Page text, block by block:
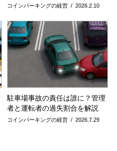
2026.2.10
コインパーキングの経営
駐車場事故の責任は誰に？管理
者と運転者の過失割合を解説
2026.7.29
コインパーキングの経営